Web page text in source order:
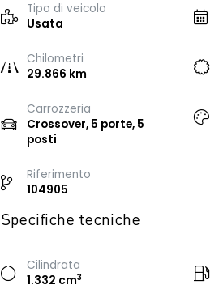
Tipo di veicolo
Usata
Chilometri
29.866 km
Carrozzeria
Crossover, 5 porte, 5
posti
Riferimento
104905
Specifiche tecniche
Cilindrata
1.332 cm3